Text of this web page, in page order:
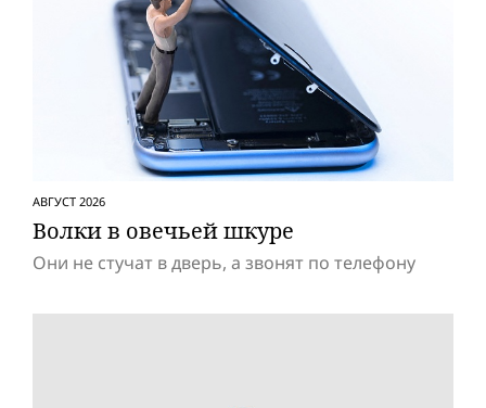
АВГУСТ 2026
Волки в овечьей шкуре
Они не стучат в дверь, а звонят по телефону